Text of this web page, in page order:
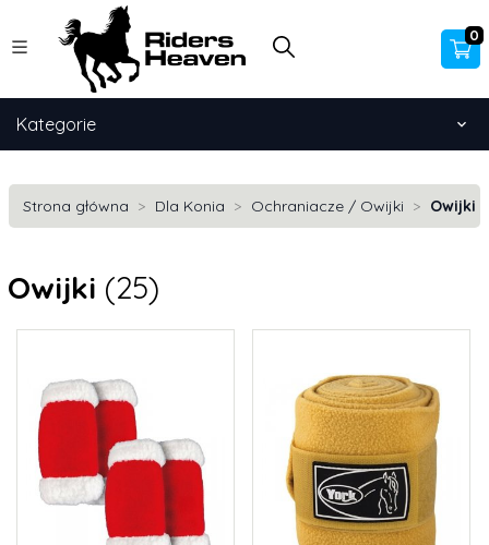
0
Kategorie
Strona główna Dla Konia Ochraniacze / Owijki Owijki
Owijki (25)